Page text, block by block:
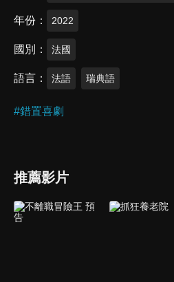
年份 2022
國別 法國
語言 法語 瑞典語
#錯置喜劇
推薦影片